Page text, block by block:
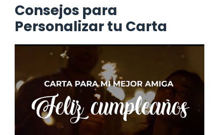
Consejos para
Personalizar tu Carta